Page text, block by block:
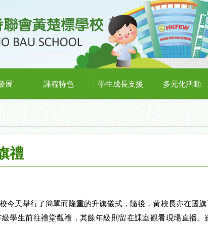
展 課程特色 學生成長支援 多元化活動
禮
今天舉行了簡單而隆重的升旗儀式，隨後，黃校長亦在國
學生前往禮堂觀禮，其餘年級則留在課室觀看現場直播